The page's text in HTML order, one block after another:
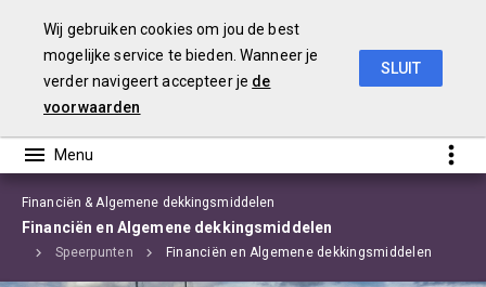
Financiën & Algemene dekkingsmiddelen
Financiën en Algemene dekkingsmiddelen
Speerpunten Financiën en Algemene dekkingsmiddelen
Wij gebruiken cookies om jou de best
mogelijke service te bieden. Wanneer je
verder navigeert accepteer je de
voorwaarden
SLUIT